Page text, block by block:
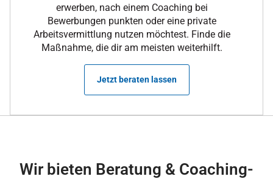
erwerben, nach einem Coaching bei
Bewerbungen punkten oder eine private
Arbeitsvermittlung nutzen möchtest. Finde die
Maßnahme, die dir am meisten weiterhilft.
Jetzt beraten lassen
Wir bieten Beratung & Coaching-